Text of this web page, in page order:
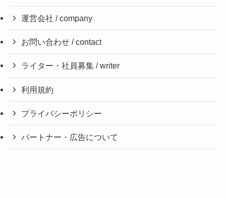
運営会社 / company
お問い合わせ / contact
ライター・社員募集 / writer
利用規約
プライバシーポリシー
パートナー・広告について